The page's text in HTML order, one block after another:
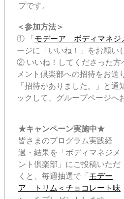
プです。
＜参加方法＞
① 「モデーア ボディマネジ
ージに「いいね！」をお願い
② いいね！してくださった方
メント倶楽部への招待をお送
「招待がありました。」と通
ックして、グループページへ
★キャンペーン実施中★
皆さまのプログラム実践経
過・結果を「ボディマネジメ
ント倶楽部」にご投稿いただ
くと、毎週抽選で「モデー
ア トリム＜チョコレート味